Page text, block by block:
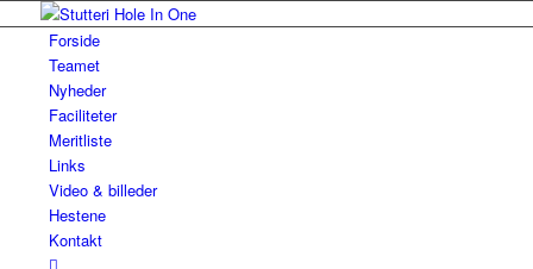
Forside
Teamet
Nyheder
Faciliteter
Meritliste
Links
Video & billeder
Hestene
Kontakt